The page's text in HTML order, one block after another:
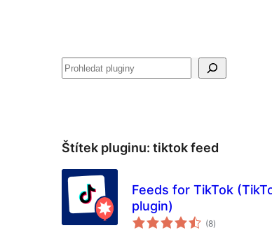
Hledat
Štítek pluginu: tiktok feed
Feeds for TikTok
plugin)
(8celkové
hodnocení
)